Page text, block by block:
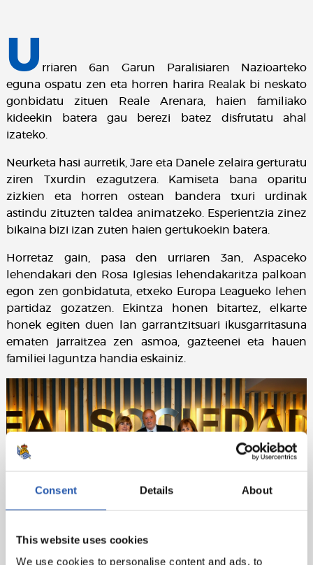
Consent Details About
This website uses cookies
We use cookies to personalise content and ads, to
U rriaren 6an Garun Paralisiaren Nazioarteko
eguna ospatu zen eta horren harira Realak bi neskato
gonbidatu zituen Reale Arenara, haien familiako
kideekin batera gau berezi batez disfrutatu ahal
izateko.
Neurketa hasi aurretik, Jare eta Danele zelaira gerturatu
ziren Txurdin ezagutzera. Kamiseta bana oparitu
zizkien eta horren ostean bandera txuri urdinak
astindu zituzten taldea animatzeko. Esperientzia zinez
bikaina bizi izan zuten haien gertukoekin batera.
Horretaz gain, pasa den urriaren 3an, Aspaceko
lehendakari den Rosa Iglesias lehendakaritza palkoan
egon zen gonbidatuta, etxeko Europa Leagueko lehen
partidaz gozatzen. Ekintza honen bitartez, elkarte
honek egiten duen lan garrantzitsuari ikusgarritasuna
ematen jarraitzea zen asmoa, gazteenei eta hauen
familiei laguntza handia eskainiz.